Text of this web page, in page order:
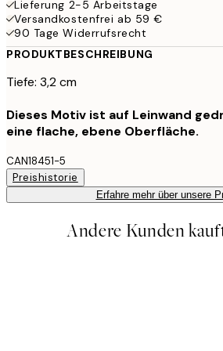
Lieferung 2-5 Arbeitstage
Versandkostenfrei ab 59 €
90 Tage Widerrufsrecht
PRODUKTBESCHREIBUNG
Tiefe: 3,2 cm
Dieses Motiv ist auf Leinwand
eine flache, ebene Oberfläche.
CAN18451-5
Preishistorie
Erfahre mehr über unsere
Andere Kunden